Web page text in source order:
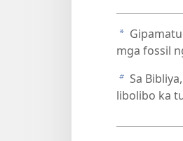
a
mga fossil
b Sa Bibliya,
libolibo ka